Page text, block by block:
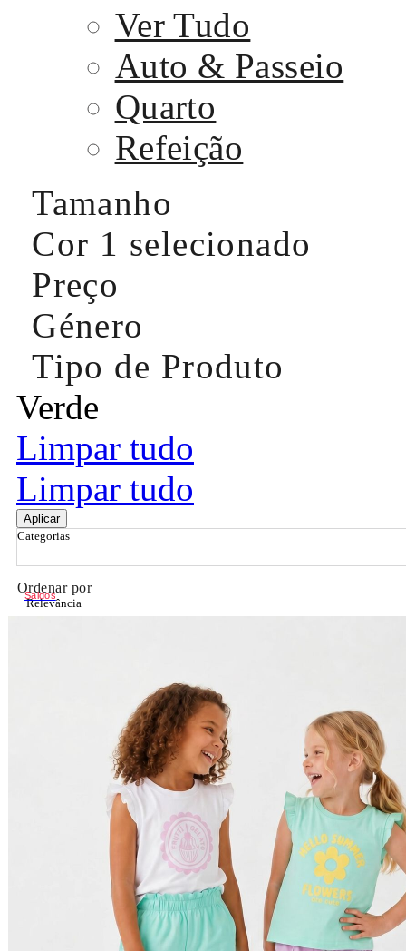
Ver Tudo
Auto & Passeio
Quarto
Refeição
Tamanho
Cor 1 selecionado
Preço
Género
Tipo de Produto
Verde
Limpar tudo
Limpar tudo
Aplicar
Categorias
Ordenar por
Relevância
Nome do Produto A - Z
Nome do Produto Z - A
Filtrar & Ordenar
Saldos